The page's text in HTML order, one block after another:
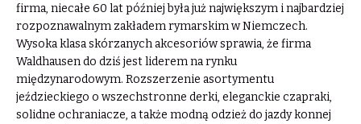
firma, niecałe 60 lat później była już największym i najbardziej
rozpoznawalnym zakładem rymarskim w Niemczech.
Wysoka klasa skórzanych akcesoriów sprawia, że firma
Waldhausen do dziś jest liderem na rynku
międzynarodowym. Rozszerzenie asortymentu
jeździeckiego o wszechstronne derki, eleganckie czapraki,
solidne ochraniacze, a także modną odzież do jazdy konnej